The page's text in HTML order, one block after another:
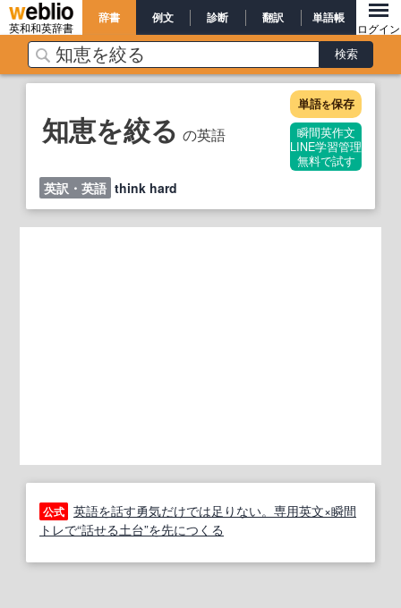
英和和英辞書
辞書 例文 診断 翻訳 単語帳
ログイン
知恵を絞る の英語
単語を保存
瞬間英作文
LINE学習管理
無料で試す
英訳・英語 think hard
公式 英語を話す勇気だけでは足りない。専用英文×瞬間
トレで“話せる土台”を先につくる